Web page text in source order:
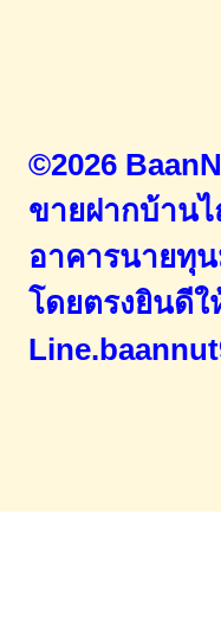
©2026
ขายฝากบ้าน
อาคารนายทุน
โดยตรงยินดีใ